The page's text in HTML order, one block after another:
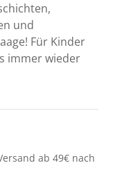
und
Für Kinder
immer wieder